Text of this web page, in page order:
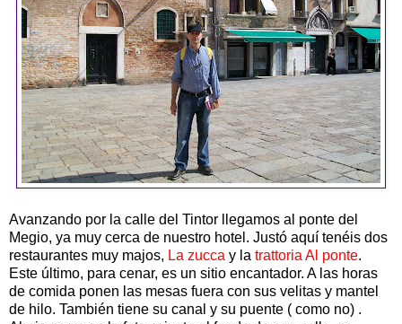
Avanzando por la calle del Tintor llegamos al ponte del
Megio, ya muy cerca de nuestro hotel. Justó aquí tenéis dos
restaurantes muy majos, La zucca y la trattoria Al ponte.
Este último, para cenar, es un sitio encantador. A las horas
de comida ponen las mesas fuera con sus velitas y mantel
de hilo. También tiene su canal y su puente ( como no) .